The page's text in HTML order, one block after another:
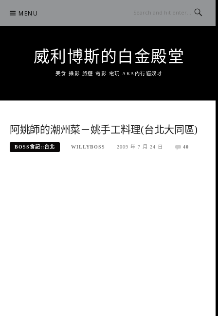
content
MENU
威利博斯的白金殿堂
美食 攝影 旅遊 電影 電玩 AKA內行貓奴才
阿姚師的潮州菜－姚手工料理(台北大同區)
BOSS食記::台北 WILLYBOSS 2009 年 7 月 24 日 40